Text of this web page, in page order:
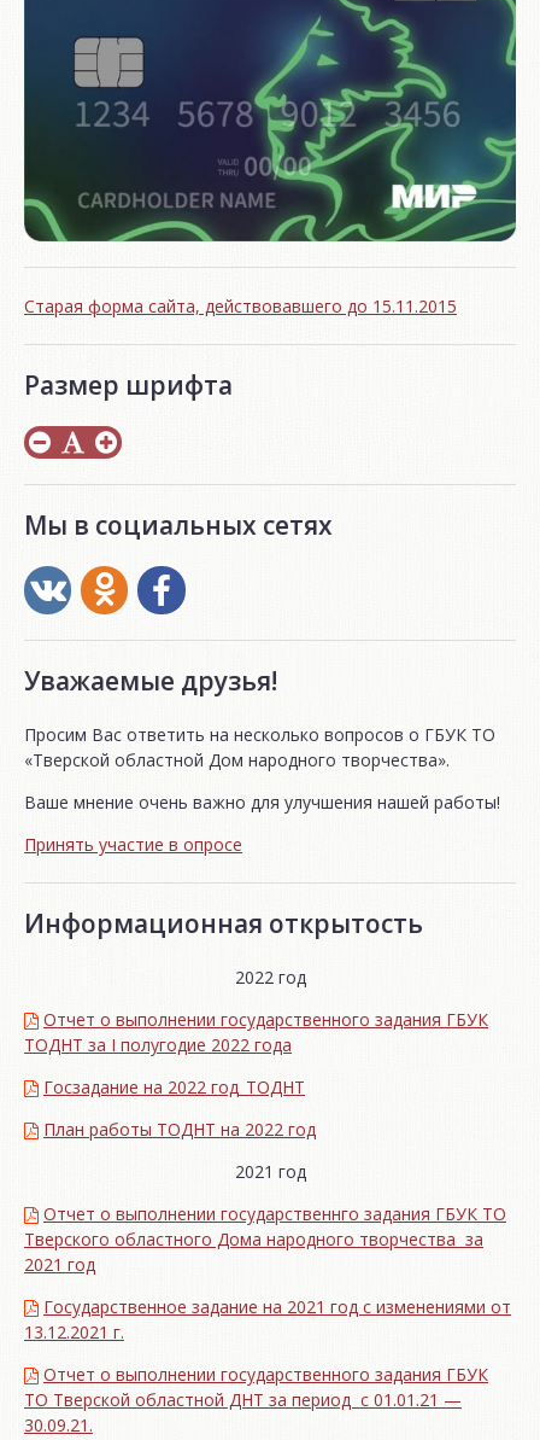
Старая форма сайта, действовавшего до 15.11.2015
Размер шрифта
Мы в социальных сетях
Уважаемые друзья!
Просим Вас ответить на несколько вопросов о ГБУК ТО
«Тверской областной Дом народного творчества».
Ваше мнение очень важно для улучшения нашей работы!
Принять участие в опросе
Информационная открытость
2022 год
Отчет о выполнении государственного задания ГБУК
ТОДНТ за I полугодие 2022 года
Госзадание на 2022 год_ТОДНТ
План работы ТОДНТ на 2022 год
2021 год
Отчет о выполнении государственнго задания ГБУК ТО
Тверского областного Дома народного творчества за
2021 год
Государственное задание на 2021 год с изменениями от
13.12.2021 г.
Отчет о выполнении государственного задания ГБУК
ТО Тверской областной ДНТ за период с 01.01.21 —
30.09.21.